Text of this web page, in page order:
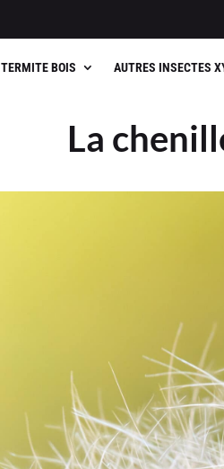
TERMITE BOIS AUTRES INSECTES
La